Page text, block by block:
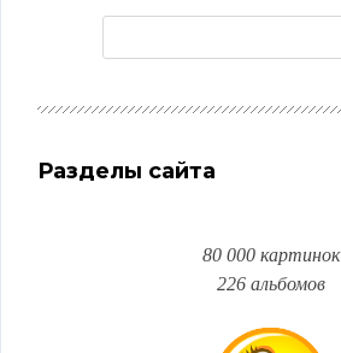
Разделы сайта
80 000 картинок
226 альбомов